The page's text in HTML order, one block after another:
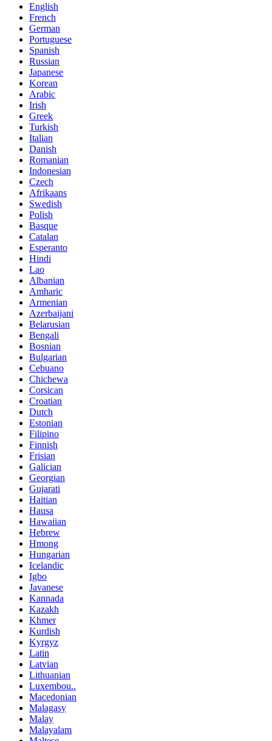
English
French
German
Portuguese
Spanish
Russian
Japanese
Korean
Arabic
Irish
Greek
Turkish
Italian
Danish
Romanian
Indonesian
Czech
Afrikaans
Swedish
Polish
Basque
Catalan
Esperanto
Hindi
Lao
Albanian
Amharic
Armenian
Azerbaijani
Belarusian
Bengali
Bosnian
Bulgarian
Cebuano
Chichewa
Corsican
Croatian
Dutch
Estonian
Filipino
Finnish
Frisian
Galician
Georgian
Gujarati
Haitian
Hausa
Hawaiian
Hebrew
Hmong
Hungarian
Icelandic
Igbo
Javanese
Kannada
Kazakh
Khmer
Kurdish
Kyrgyz
Latin
Latvian
Lithuanian
Luxembou..
Macedonian
Malagasy
Malay
Malayalam